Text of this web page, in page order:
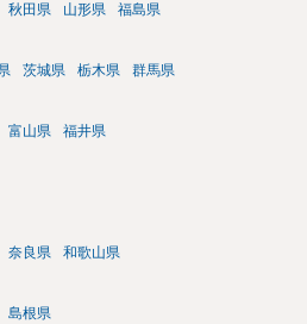
秋田県 山形県 福島県
茨城県 栃木県 群馬県
富山県 福井県
奈良県 和歌山県
島根県